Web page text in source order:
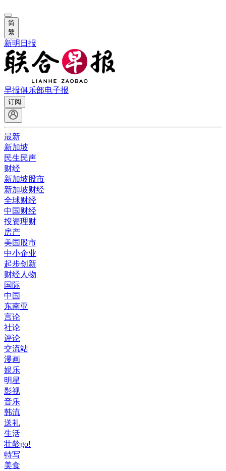
简
繁
新明日报
早报俱乐部电子报
订阅
最新
新加坡
民生民声
财经
新加坡股市
新加坡财经
全球财经
中国财经
投资理财
房产
美国股市
中小企业
起步创新
财经人物
国际
中国
东南亚
言论
社论
评论
交流站
漫画
娱乐
明星
影视
音乐
韩流
送礼
生活
壮龄go!
特写
美食